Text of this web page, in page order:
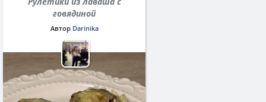
говядиной
Автор Darinika